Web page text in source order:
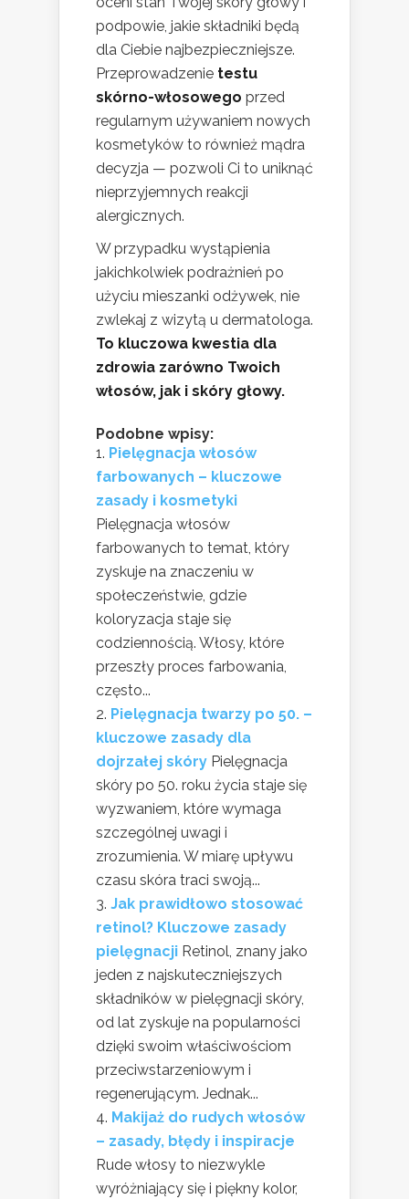
podpowie, jakie składniki będą
dla Ciebie najbezpieczniejsze.
Przeprowadzenie testu
skórno-włosowego przed
regularnym używaniem nowych
kosmetyków to również mądra
decyzja — pozwoli Ci to uniknąć
nieprzyjemnych reakcji
alergicznych.
W przypadku wystąpienia
jakichkolwiek podrażnień po
użyciu mieszanki odżywek, nie
zwlekaj z wizytą u dermatologa.
To kluczowa kwestia dla
zdrowia zarówno Twoich
włosów, jak i skóry głowy.
Podobne wpisy:
Pielęgnacja włosów
farbowanych – kluczowe
zasady i kosmetyki
Pielęgnacja włosów
farbowanych to temat, który
zyskuje na znaczeniu w
społeczeństwie, gdzie
koloryzacja staje się
codziennością. Włosy, które
przeszły proces farbowania,
często...
Pielęgnacja twarzy po 50. –
kluczowe zasady dla
dojrzałej skóry Pielęgnacja
skóry po 50. roku życia staje się
wyzwaniem, które wymaga
szczególnej uwagi i
zrozumienia. W miarę upływu
czasu skóra traci swoją...
Jak prawidłowo stosować
retinol? Kluczowe zasady
pielęgnacji Retinol, znany jako
jeden z najskuteczniejszych
składników w pielęgnacji skóry,
od lat zyskuje na popularności
dzięki swoim właściwościom
przeciwstarzeniowym i
regenerującym. Jednak...
Makijaż do rudych włosów
– zasady, błędy i inspiracje
Rude włosy to niezwykle
wyróżniający się i piękny kolor,